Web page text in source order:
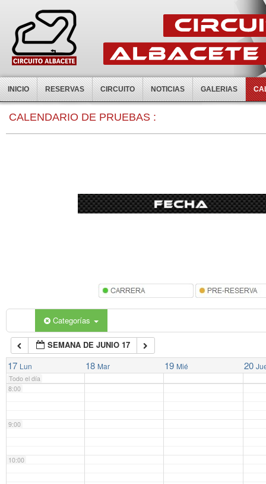
INICIO RESERVAS CIRCUITO NOTICIAS GALERIAS
CALENDARIO DE PRUEBAS :
Categorías
SEMANA DE JUNIO 17
17 Lun 18 Mar 19 Mié 20
Todo el día
0:00
7:00
8:00
9:00
10:00